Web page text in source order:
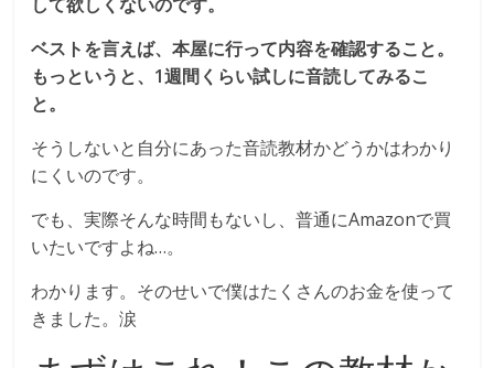
ベストを言えば、本屋に行って内容を確認すること。
もっというと、1週間くらい試しに音読してみるこ
と。
そうしないと自分にあった音読教材かどうかはわかり
にくいのです。
でも、実際そんな時間もないし、普通にAmazonで買
いたいですよね…。
わかります。そのせいで僕はたくさんのお金を使って
きました。涙